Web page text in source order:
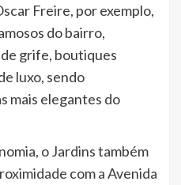
Freire, por exemplo,
do bairro,
grife, boutiques
luxo, sendo
mais elegantes do
o Jardins também
com a Avenida